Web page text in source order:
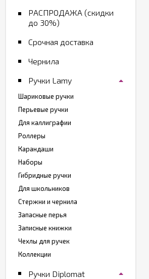
РАСПРОДАЖА (скидки
до 30%)
Срочная доставка
Чернила
Ручки Lamy
Шариковые ручки
Перьевые ручки
Для каллиграфии
Роллеры
Карандаши
Наборы
Гибридные ручки
Для школьников
Стержни и чернила
Запасные перья
Записные книжки
Чехлы для ручек
Коллекции
Ручки Diplomat